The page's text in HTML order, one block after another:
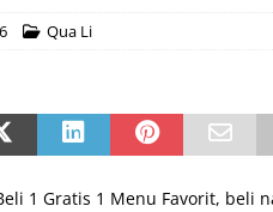
Qua Li
1 Gratis 1 Menu Favorit,